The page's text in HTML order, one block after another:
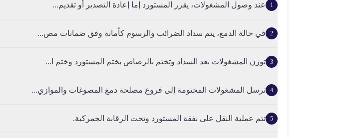
1 عند وصول المشغولات، يقرر المستورد إما إعادة التصدير أو تقديم...
2 في حالة الدمغ، يتم سداد الضرائب والرسوم كأمانة وفق ضمانات مص...
3 توزن المشغولات بعد السداد وتختم بالرصاص بختم المستورد وختم ا...
4 ترسل المشغولات المختومة إلى فروع مصلحة دمغ المصوغات والموازي...
5 تتم عملية النقل على نفقة المستورد وتحت الرقابة الجمركية.